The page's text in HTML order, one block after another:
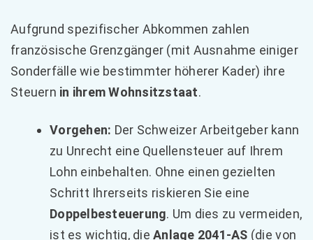
Aufgrund spezifischer Abkommen zahlen
französische Grenzgänger (mit Ausnahme einiger
Sonderfälle wie bestimmter höherer Kader) ihre
Steuern in ihrem Wohnsitzstaat.
Vorgehen: Der Schweizer Arbeitgeber kann
zu Unrecht eine Quellensteuer auf Ihrem
Lohn einbehalten. Ohne einen gezielten
Schritt Ihrerseits riskieren Sie eine
Doppelbesteuerung. Um dies zu vermeiden,
ist es wichtig, dieAnlage 2041-AS (die von